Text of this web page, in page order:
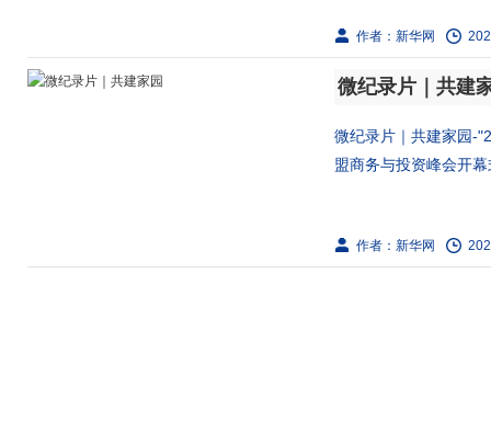
作者：新华网
微纪录片｜共建
微纪录片｜共建家园-
盟商务与投资峰会开
作者：新华网